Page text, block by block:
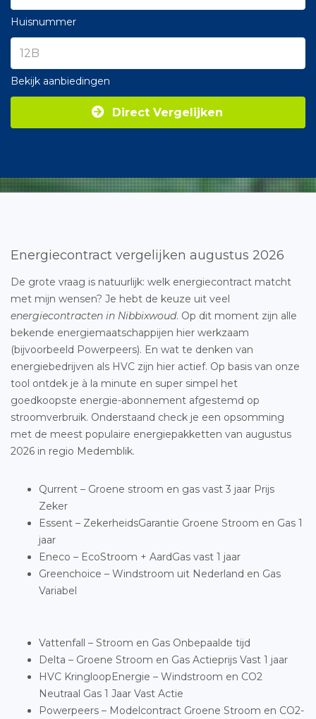
Huisnummer
Bekijk aanbiedingen
Direct Vergelijken
Energiecontract vergelijken augustus 2026
De grote vraag is natuurlijk: welk energiecontract matcht
met mijn wensen? Je hebt de keuze uit veel
energiecontracten in Nibbixwoud. Op dit moment zijn alle
bekende energiemaatschappijen hier werkzaam
(bijvoorbeeld Powerpeers). En wat te denken van
energiebedrijven als HVC zijn hier actief. Op basis van onze
tool ontdek je à la minute en super simpel het
goedkoopste energie-abonnement afgestemd op
stroomverbruik. Onderstaand check je een opsomming
met de meest populaire energiepakketten van augustus
2026 in regio Medemblik.
Qurrent – Groene stroom en gas vast 3 jaar Prijs
Zeker
Essent – ZekerheidsGarantie Groene Stroom en Gas 1
jaar
Eneco – EcoStroom + AardGas vast 1 jaar
Greenchoice – Windstroom uit Nederland en Gas
Variabel
Vattenfall – Stroom en Gas Onbepaalde tijd
Delta – Groene Stroom en Gas Actieprijs Vast 1 jaar
HVC KringloopEnergie – Windstroom en CO2
Neutraal Gas 1 Jaar Vast Actie
Powerpeers – Modelcontract Groene Stroom en CO2-